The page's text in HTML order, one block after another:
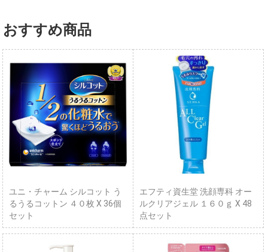
おすすめ商品
ユニ・チャーム シルコット う
るうるコットン ４０枚 X 36個
セット
エフティ資生堂 洗顔専科 オー
ルクリアジェル １６０ｇ X 48
点セット